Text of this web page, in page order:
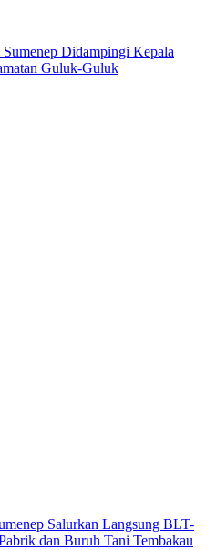
Didampingi Kepala
Guluk-Guluk
Salurkan Langsung BLT-
dan Buruh Tani Tembakau